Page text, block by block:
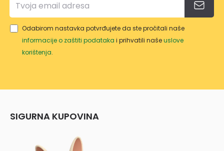
Odabirom nastavka potvrđujete da ste pročitali naše
informacije o zaštiti podataka i prihvatili našeuslove
korištenja.
SIGURNA KUPOVINA